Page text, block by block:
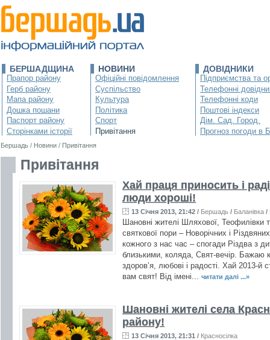
БЕРШАДЩИНА
Прапор району
Герб району
Мапа району
Дошка пошани
Паспорт району
Сторінками історії
НОВИНИ
Офіційні повідомлення
Суспільство
Культура
Політика
Спорт
Привітання
ДОВІДНИКИ
Підприємства та
Телефонні
Телефонні коди
Поштові індекси
Дім. Сад. Город.
Прогноз погоди в
Бершадь / Новини / Привітання
Привітання
Хай праця приносить і
люди хороші!
13 Січня 2013, 21:42 / Бершадь / Баланівка /
Шановні жителі Шляхової, Теофилівки
святкової пори – Новорічних і
кожного з нас час – спогади Різдва з
близькими, коляда, Свят-вечір. Бажаю
здоров’я, любові і радості. Хай 2013-
вам свят! Від імені... читати далі ...»
Шановні жителі села
району!
13 Січня 2013, 21:31 / Красносілка